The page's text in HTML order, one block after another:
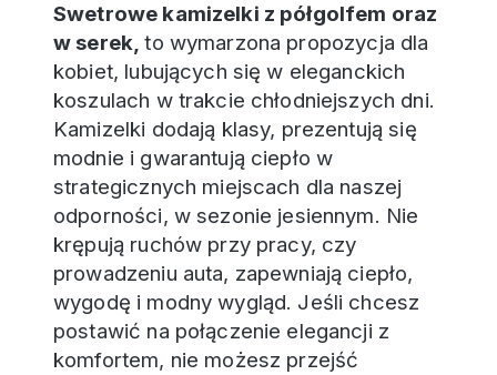
Swetrowe kamizelki z półgolfem oraz
w serek,to wymarzona propozycja dla
kobiet, lubujących się w eleganckich
koszulach w trakcie chłodniejszych dni.
Kamizelki dodają klasy, prezentują się
modnie i gwarantują ciepło w
strategicznych miejscach dla naszej
odporności, w sezonie jesiennym. Nie
krępują ruchów przy pracy, czy
prowadzeniu auta, zapewniają ciepło,
wygodę i modny wygląd. Jeśli chcesz
postawić na połączenie elegancji z
komfortem, nie możesz przejść